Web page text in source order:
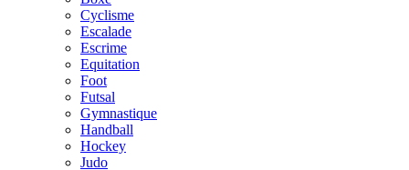
Cyclisme
Escalade
Escrime
Equitation
Foot
Futsal
Gymnastique
Handball
Hockey
Judo